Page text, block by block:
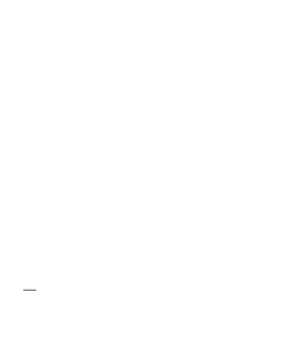
—